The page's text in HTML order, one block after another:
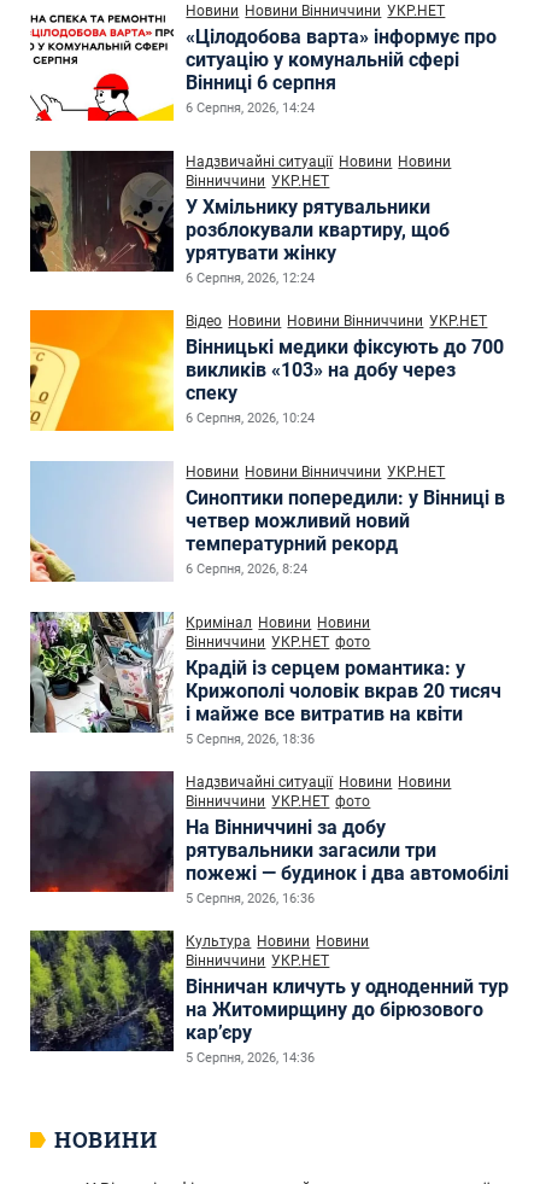
Новини Новини Вінниччини УКР.НЕТ
«Цілодобова варта» інформує про
ситуацію у комунальній сфері
Вінниці 6 серпня
6 Серпня, 2026, 14:24
Надзвичайні ситуації Новини Новини
Вінниччини УКР.НЕТ
У Хмільнику рятувальники
розблокували квартиру, щоб
урятувати жінку
6 Серпня, 2026, 12:24
Відео Новини Новини Вінниччини УКР.НЕТ
Вінницькі медики фіксують до 700
викликів «103» на добу через
спеку
6 Серпня, 2026, 10:24
Новини Новини Вінниччини УКР.НЕТ
Синоптики попередили: у Вінниці в
четвер можливий новий
температурний рекорд
6 Серпня, 2026, 8:24
Кримінал Новини Новини
Вінниччини УКР.НЕТ фото
Крадій із серцем романтика: у
Крижополі чоловік вкрав 20 тисяч
і майже все витратив на квіти
5 Серпня, 2026, 18:36
Надзвичайні ситуації Новини Новини
Вінниччини УКР.НЕТ фото
На Вінниччині за добу
рятувальники загасили три
пожежі — будинок і два автомобілі
5 Серпня, 2026, 16:36
Культура Новини Новини
Вінниччини УКР.НЕТ
Вінничан кличуть у одноденний тур
на Житомирщину до бірюзового
кар’єру
5 Серпня, 2026, 14:36
НОВИНИ